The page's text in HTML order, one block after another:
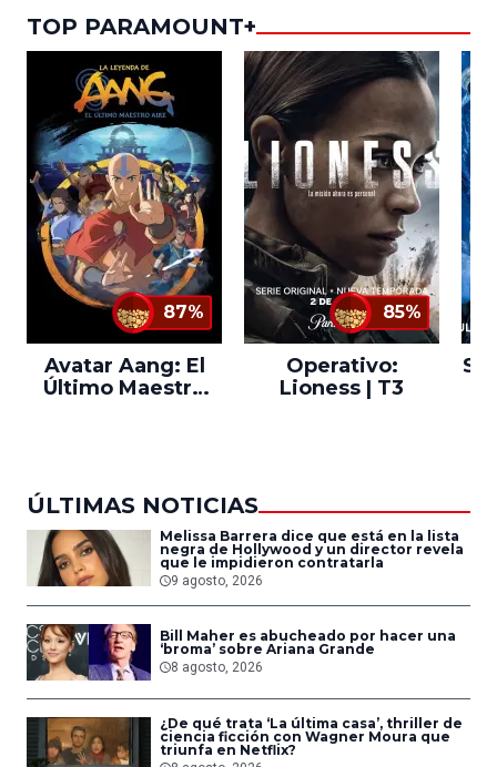
TOP PARAMOUNT+
87%
Avatar Aang: El
Último Maestro
85%
Operativo:
Lioness | T3
ÚLTIMAS NOTICIAS
Melissa Barrera dice que está en la lista
negra de Hollywood y un director revela
que le impidieron contratarla
9 agosto, 2026
Bill Maher es abucheado por hacer una
‘broma’ sobre Ariana Grande
8 agosto, 2026
¿De qué trata ‘La última casa’, thriller de
ciencia ficción con Wagner Moura que
triunfa en Netflix?